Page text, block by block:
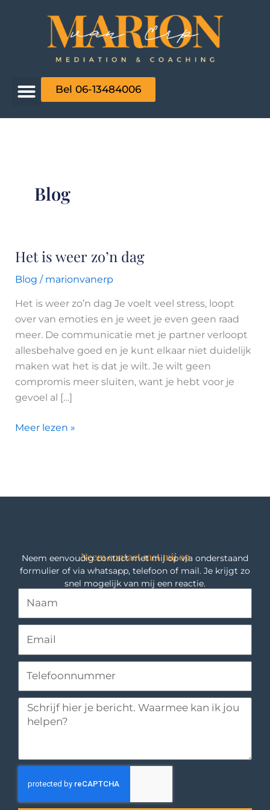
Bel 06-13484006
Blog
Het is weer zo’n dag
Blog / marionvanerp
Het is weer zo’n dag Je voelt veel stress, loopt
over van emoties en je weet je even geen raad
meer. De communicatie met je partner verloopt
allesbehalve goed en je kunt elkaar niet duidelijk
maken wat het is dat je wilt. Je wilt geen
compromis meer sluiten, want je hebt voor je
gevoel al […]
Het
weer
zo’n
dag
Meer lezen »
Neem contact met mij op
Neem eenvoudig contact met mij op via onderstaand
formulier of via whatsapp, telefoon of mail. Je krijgt zo
snel mogelijk van mij een reactie.
Bericht